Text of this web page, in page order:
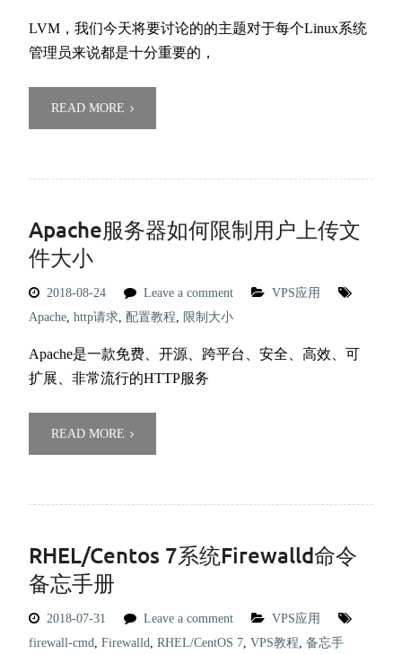
LVM，我们今天将要讨论的的主题对于每个Linux系统
管理员来说都是十分重要的，
READ MORE
Apache服务器如何限制用户上传文
件大小
2018-08-24 Leave a comment
VPS应用
Apache, http请求, 配置教程, 限制大小
Apache是一款免费、开源、跨平台、安全、高效、可
扩展、非常流行的HTTP服务
READ MORE
RHEL/Centos 7系统Firewalld命令
备忘手册
2018-07-31 Leave a comment
VPS应用
firewall-cmd, Firewalld, RHEL/CentOS 7, VPS教程, 备忘手